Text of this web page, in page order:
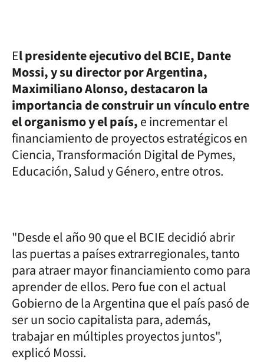
El presidente ejecutivo del BCIE, Dante
Mossi, y su director por Argentina,
Maximiliano Alonso, destacaron la
importancia de construir un vínculo entre
el organismo y el país,e incrementar el
financiamiento de proyectos estratégicos en
Ciencia, Transformación Digital de Pymes,
Educación, Salud y Género, entre otros.
"Desde el año 90 que el BCIE decidió abrir
las puertas a países extrarregionales, tanto
para atraer mayor financiamiento como para
aprender de ellos. Pero fue con el actual
Gobierno de la Argentina que el país pasó de
ser un socio capitalista para, además,
trabajar en múltiples proyectos juntos",
explicó Mossi.